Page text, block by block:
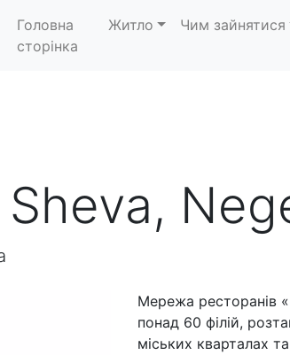
Головна
сторінка
Житло Чим зайнятися
Мережа ресторанів
понад 60 філій,
міських кварталах